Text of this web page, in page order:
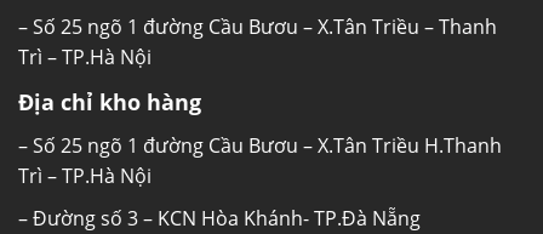
– Số 25 ngõ 1 đường Cầu Bươu – X.Tân Triều – Thanh
Trì – TP.Hà Nội
Địa chỉ kho hàng
– Số 25 ngõ 1 đường Cầu Bươu – X.Tân Triều H.Thanh
Trì – TP.Hà Nội
– Đường số 3 – KCN Hòa Khánh- TP.Đà Nẵng